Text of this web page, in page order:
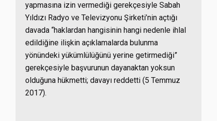
yapmasına izin vermediği gerekçesiyle Sabah
Yıldızı Radyo ve Televizyonu Şirketi’nin açtığı
davada “haklardan hangisinin hangi nedenle ihlal
edildiğine ilişkin açıklamalarda bulunma
yönündeki yükümlülüğünü yerine getirmediği”
gerekçesiyle başvurunun dayanaktan yoksun
olduğuna hükmetti; davayı reddetti (5 Temmuz
2017).